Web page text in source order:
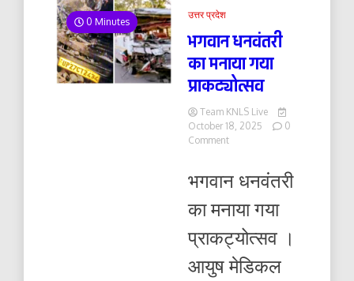
0 Minutes
उत्तर प्रदेश
भगवान धनवंतरी
का मनाया गया
प्राकट्योत्सव
Team KNLS Live
October 18, 2025
0
Commenton
का
गया
प्राकट्योत्सव
भगवान धनवंतरी
का मनाया गया
प्राकट्योत्सव ।
आयुष मेडिकल